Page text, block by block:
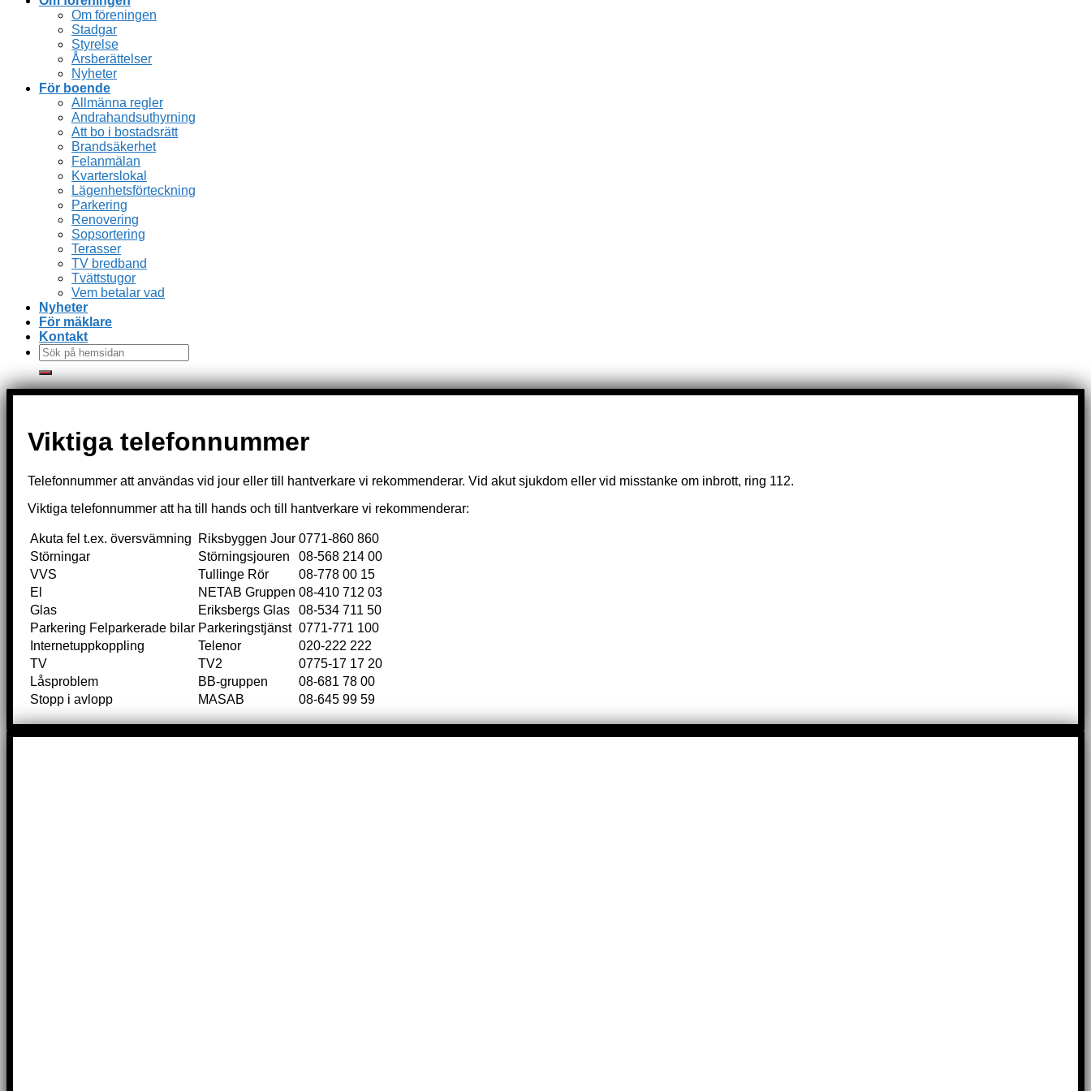
Om föreningen
Stadgar
Styrelse
Årsberättelser
Nyheter
För boende
Allmänna regler
Andrahandsuthyrning
Att bo i bostadsrätt
Brandsäkerhet
Felanmälan
Kvarterslokal
Lägenhetsförteckning
Parkering
Renovering
Sopsortering
Terasser
TV bredband
Tvättstugor
Vem betalar vad
Nyheter
För mäklare
Kontakt
Viktiga telefonnummer
Telefonnummer att användas vid jour eller till hantverkare vi rekommenderar. Vid akut sjukdom eller vid misstanke om inbrott, ring 112.
Viktiga telefonnummer att ha till hands och till hantverkare vi rekommenderar:
Akuta fel t.ex. översvämning Riksbyggen Jour 0771-860 860
Störningar
Störningsjouren
08-568 214 00
VVS
Tullinge Rör
08-778 00 15
El
NETAB Gruppen 08-410 712 03
Glas
Eriksbergs Glas
08-534 711 50
Parkering Felparkerade bilar Parkeringstjänst 0771-771 100
Internetuppkoppling
Telenor
020-222 222
TV
TV2
0775-17 17 20
Låsproblem
BB-gruppen
08-681 78 00
Stopp i avlopp
MASAB 08-645 99 59